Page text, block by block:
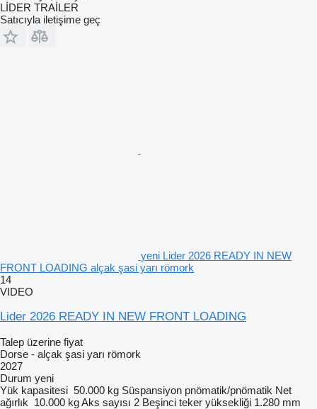
LİDER TRAİLER
Satıcıyla iletişime geç
yeni Lider 2026 READY IN NEW
FRONT LOADING alçak şasi yarı römork
14
VIDEO
Lider 2026 READY IN NEW FRONT LOADING
Talep üzerine fiyat
Dorse - alçak şasi yarı römork
2027
Durum yeni
Yük kapasitesi 50.000 kg Süspansiyon pnömatik/pnömatik Net
ağırlık 10.000 kgAks sayısı 2 Beşinci teker yüksekliği 1.280 mm